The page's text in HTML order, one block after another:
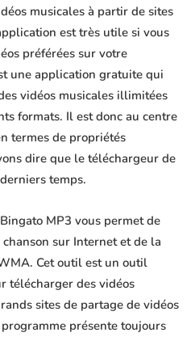
musicales à partir de sites
est très utile si vous
préférées sur votre
une application gratuite qui
vidéos musicales illimitées
formats. Il est donc au centre
termes de propriétés
dire que le téléchargeur de
temps.
MP3 vous permet de
sur Internet et de la
Cet outil est un outil
télécharger des vidéos
sites de partage de vidéos
présente toujours